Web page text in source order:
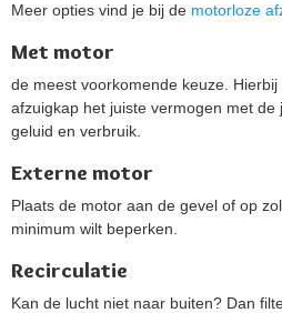
Meer opties vind je bij de motorloze
Met motor
de meest voorkomende keuze. Hierbij
afzuigkap het juiste vermogen met de
geluid en verbruik.
Externe motor
Plaats de motor aan de gevel of op
minimum wilt beperken.
Recirculatie
Kan de lucht niet naar buiten? Dan